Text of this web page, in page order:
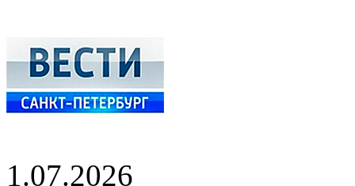
1.07.2026